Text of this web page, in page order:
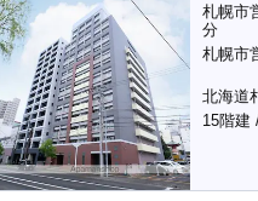
札幌市
分
札幌市
北海道
15階建